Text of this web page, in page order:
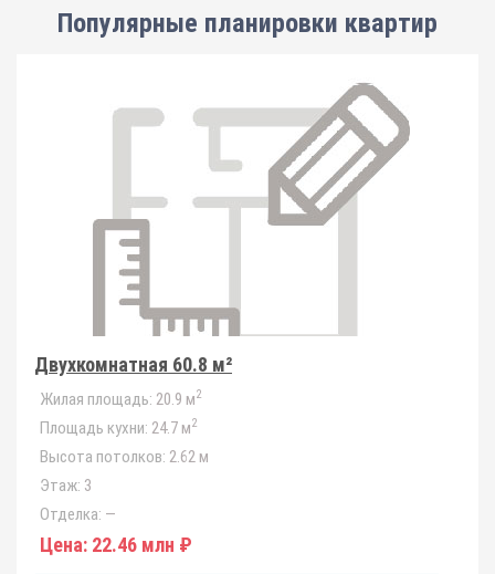
Популярные планировки квартир
Двухкомнатная 60.8 м²
Жилая площадь: 20.9 м2
Площадь кухни: 24.7 м2
Высота потолков: 2.62 м
Этаж: 3
Отделка: —
Цена: 22.46 млн ₽